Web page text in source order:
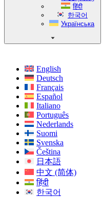
हिंदी
한국어
Українська
English
Deutsch
Français
Español
Italiano
Português
Nederlands
Suomi
Svenska
Čeština
日本語
中文 (简体)
हिंदी
한국어